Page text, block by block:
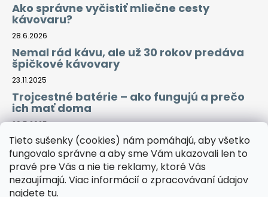
Tieto sušenky (cookies) nám pomáhajú, aby všetko
fungovalo správne a aby sme Vám ukazovali len to
pravé pre Vás a nie tie reklamy, ktoré Vás
nezaujímajú. Viac informácií o zpracovávaní údajov
najdete tu.
Ako správne vyčistiť mliečne cesty
kávovaru?
28.6.2026
Nemal rád kávu, ale už 30 rokov predáva
špičkové kávovary
23.11.2025
Trojcestné batérie – ako fungujú a prečo
ich mať doma
29.5.2025
Prijímame online platby